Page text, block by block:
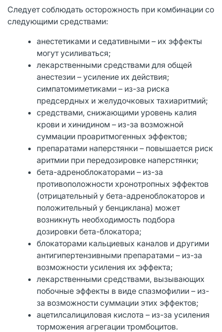
Следует соблюдать осторожность при комбинации со
следующими средствами:
анестетиками и седативными – их эффекты
могут усиливаться;
лекарственными средствами для общей
анестезии – усиление их действия;
симпатомиметиками – из-за риска
предсердных и желудочковых тахиаритмий;
средствами, снижающими уровень калия
крови и хинидином – из-за возможной
суммации проаритмогенных эффектов;
препаратами наперстянки – повышается риск
аритмии при передозировке наперстянки;
бета-адреноблокаторами – из-за
противоположности хронотропных эффектов
(отрицательный у бета-адреноблокаторов и
положительный у бенциклана) может
возникнуть необходимость подбора
дозировки бета-блокатора;
блокаторами кальциевых каналов и другими
антигипертензивными препаратами – из-за
возможности усиления их эффекта;
лекарственными средствами, вызывающих
побочные эффекты в виде спазмофилии – из-
за возможности суммации этих эффектов;
ацетилсалициловая кислота – из-за усиления
торможения агрегации тромбоцитов.